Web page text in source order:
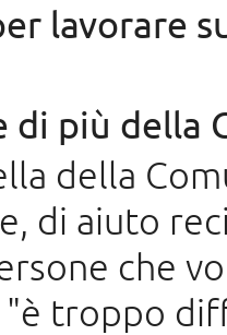
lavorare
di più della
della
di aiuto
che
troppo